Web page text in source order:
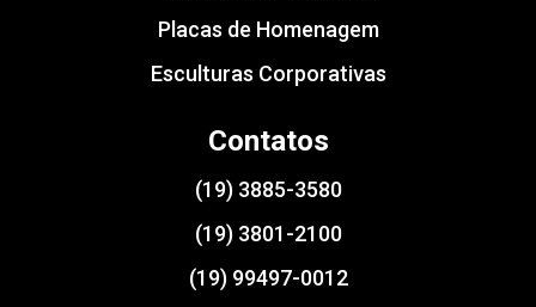
Placas de Homenagem
Esculturas Corporativas
Contatos
(19) 3885-3580
(19) 3801-2100
(19) 99497-0012